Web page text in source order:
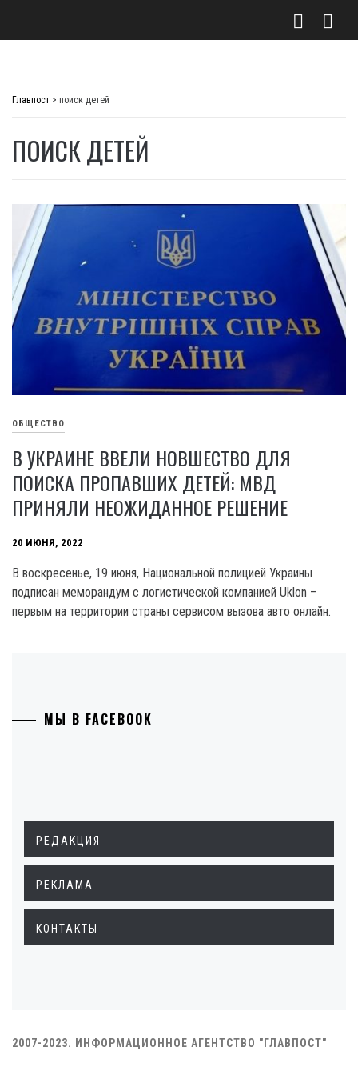
Главпост > поиск детей
ПОИСК ДЕТЕЙ
ОБЩЕСТВО
В УКРАИНЕ ВВЕЛИ НОВШЕСТВО ДЛЯ
ПОИСКА ПРОПАВШИХ ДЕТЕЙ: МВД
ПРИНЯЛИ НЕОЖИДАННОЕ РЕШЕНИЕ
20 ИЮНЯ, 2022
В воскресенье, 19 июня, Национальной полицией Украины
подписан меморандум с логистической компанией Uklon –
первым на территории страны сервисом вызова авто онлайн.
МЫ В FACEBOOK
РЕДАКЦИЯ
РЕКЛАМА
КОНТАКТЫ
2007-2023. ИНФОРМАЦИОННОЕ АГЕНТСТВО "ГЛАВПОСТ"